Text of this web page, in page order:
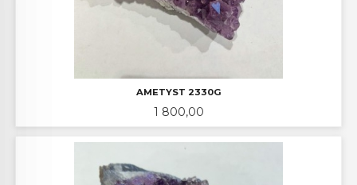
AMETYST 2330G
Pris
1 800,00